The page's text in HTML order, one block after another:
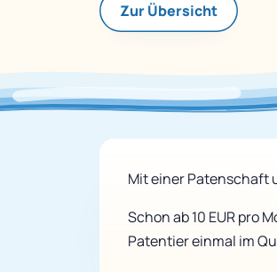
Zur Übersicht
Mit einer Patenschaft
Schon ab 10 EUR pro
Patentier einmal im